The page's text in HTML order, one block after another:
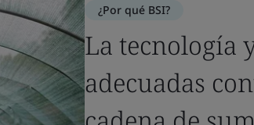
¿Por qué BSI?
La tecnología
adecuadas